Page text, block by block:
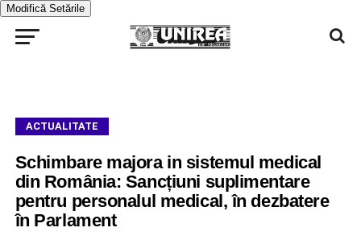
Modifică Setările
ACTUALITATE
Schimbare majora in sistemul medical
din România: Sancțiuni suplimentare
pentru personalul medical, în dezbatere
în Parlament